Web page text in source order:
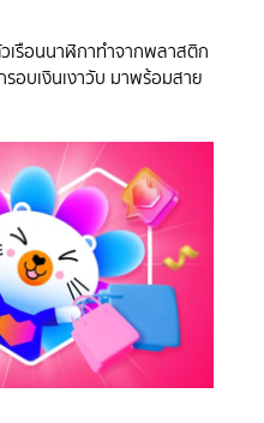
เรือนนาฬิกาทำจากพลาสติก
รอบเงินเงาวับ มาพร้อมสาย